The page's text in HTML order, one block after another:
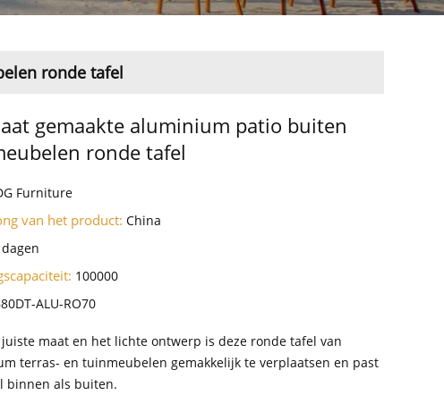
ronde tafel
gemaakte aluminium patio buiten
ronde tafel
Furniture
van het product:China
100000
ALU-RO70
juiste maat en het lichte ontwerp is deze ronde tafel van
terras- en tuinmeubelen gemakkelijk te verplaatsen en past
binnen als buiten.